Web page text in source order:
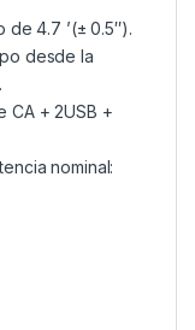
4.7 ’(± 0.5″).
desde la
CA + 2USB +
nominal: